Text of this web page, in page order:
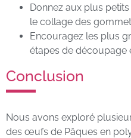
Donnez aux plus
le collage des
Encouragez les plus
étapes de découpage
Conclusion
Nous avons exploré
des œufs de Pâques en